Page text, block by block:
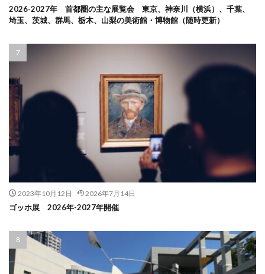
2026-2027年 首都圏の主な展覧会 東京、神奈川（横浜）、千葉、
埼玉、茨城、群馬、栃木、山梨の美術館・博物館（随時更新）
2023年10月12日 2026年7月14日
ゴッホ展 2026年-2027年開催